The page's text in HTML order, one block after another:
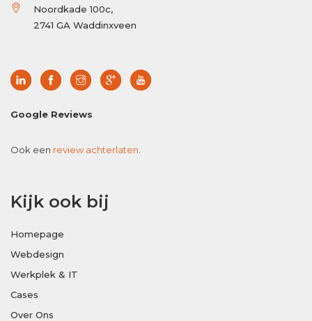
Noordkade 100c,
2741 GA Waddinxveen
Google Reviews
Ook een review achterlaten
Kijk ook bij
Homepage
Webdesign
Werkplek & IT
Cases
Over Ons